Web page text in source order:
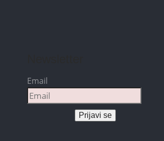
Email
Prijavi se